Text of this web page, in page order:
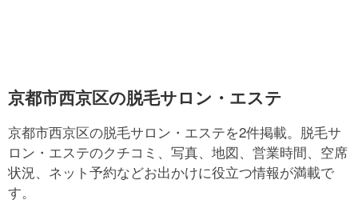
京都市西京区の脱毛サロン・エステ
京都市西京区の脱毛サロン・エステを2件掲載。脱毛サ
ロン・エステのクチコミ、写真、地図、営業時間、空席
状況、ネット予約などお出かけに役立つ情報が満載で
す。